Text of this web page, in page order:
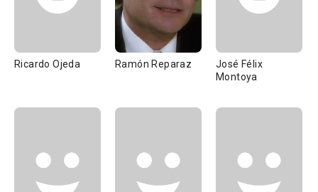
Ricardo Ojeda Ramón Reparaz
José Félix
Montoya